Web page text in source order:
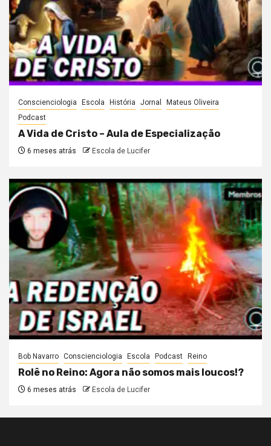
Conscienciologia Escola História Jornal
Mateus Oliveira
Podcast
A Vida de Cristo – Aula de Especialização
6 meses atrás Escola de Lucifer
Bob Navarro Conscienciologia Escola Podcast Reino
Rolê no Reino: Agora não somos mais loucos!?
6 meses atrás Escola de Lucifer